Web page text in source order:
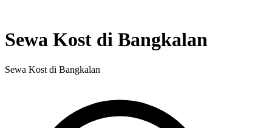
Sewa Kost di Bangkalan
Sewa Kost di Bangkalan